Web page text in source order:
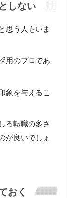
しない
思う人もいま
用のプロであ
象を与えるこ
ろ転職の多さ
が良いでしょ
おく